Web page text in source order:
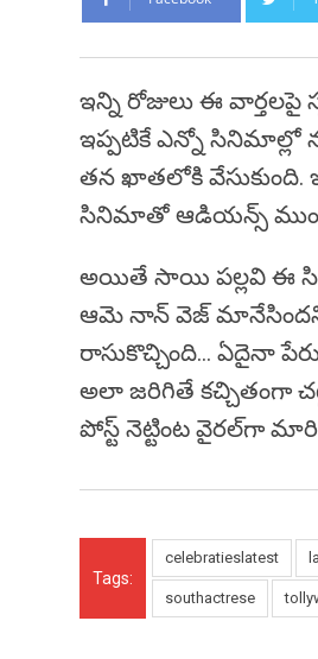
ఇన్ని రోజులు ఈ
ఇప్పటికే ఎన్నో సినిమాల్లో
తన ఖాతలోకి
సినిమాతో ఆడియన్స్
అయితే సాయి పల్లవి ఈ
ఆమె నాన్ వెజ్
రాసుకొచ్చింది… ఏదైనా
అలా జరిగితే కచ్చితంగా
పోస్ట్ నెట్టింట వైరల్‌గా
Tags:
celebratieslatest
southactrese